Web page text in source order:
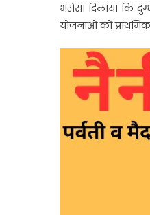
भरोसा दिलाया कि
योजनाओं को